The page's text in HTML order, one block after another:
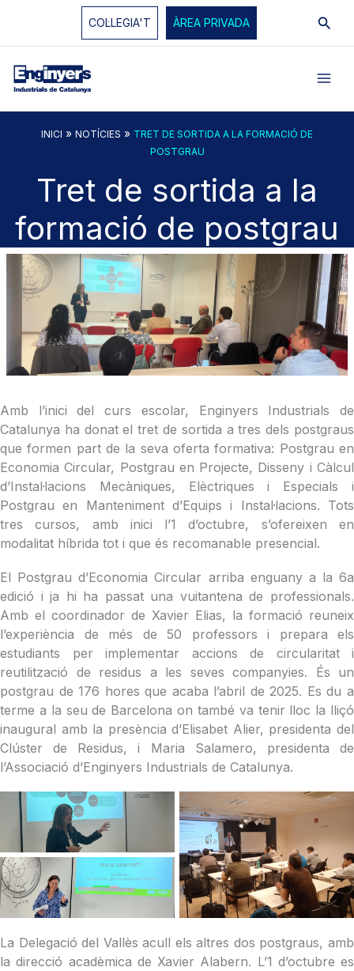
COL·LEGIA'T ÀREA PRIVADA
INICI » NOTÍCIES » TRET DE SORTIDA A LA FORMACIÓ DE
POSTGRAU
Tret de sortida a la
formació de postgrau
Amb l’inici del curs escolar, Enginyers Industrials de
Catalunya ha donat el tret de sortida a tres dels postgraus
que formen part de la seva oferta formativa: Postgrau en
Economia Circular, Postgrau en Projecte, Disseny i Càlcul
d’Instal·lacions Mecàniques, Elèctriques i Especials i
Postgrau en Manteniment d’Equips i Instal·lacions. Tots
tres cursos, amb inici l’1 d’octubre, s’ofereixen en
modalitat híbrida tot i que és recomanable presencial.
El Postgrau d’Economia Circular arriba enguany a la 6a
edició i ja hi ha passat una vuitantena de professionals.
Amb el coordinador de Xavier Elias, la formació reuneix
l’experiència de més de 50 professors i prepara els
estudiants per implementar accions de circularitat i
reutilització de residus a les seves companyies. És un
postgrau de 176 hores que acaba l’abril de 2025. Es du a
terme a la seu de Barcelona on també va tenir lloc la lliçó
inaugural amb la presència d’Elisabet Alier, presidenta del
Clúster de Residus, i Maria Salamero, presidenta de
l’Associació d’Enginyers Industrials de Catalunya.
La Delegació del Vallès acull els altres dos postgraus, amb
la direcció acadèmica de Xavier Alabern. L’1 d’octubre es